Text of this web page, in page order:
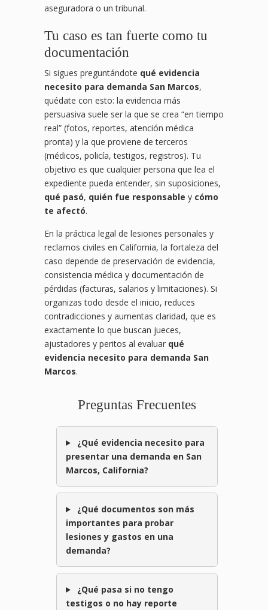
aseguradora o un tribunal.
Tu caso es tan fuerte como tu
documentación
Si sigues preguntándote qué evidencia
necesito para demanda San Marcos,
quédate con esto: la evidencia más
persuasiva suele ser la que se crea “en tiempo
real” (fotos, reportes, atención médica
pronta) y la que proviene de terceros
(médicos, policía, testigos, registros). Tu
objetivo es que cualquier persona que lea el
expediente pueda entender, sin suposiciones,
qué pasó, quién fue responsable y cómo
te afectó.
En la práctica legal de lesiones personales y
reclamos civiles en California, la fortaleza del
caso depende de preservación de evidencia,
consistencia médica y documentación de
pérdidas (facturas, salarios y limitaciones). Si
organizas todo desde el inicio, reduces
contradicciones y aumentas claridad, que es
exactamente lo que buscan jueces,
ajustadores y peritos al evaluar qué
evidencia necesito para demanda San
Marcos.
Preguntas Frecuentes
¿Qué evidencia necesito para
presentar una demanda en San
Marcos, California?
¿Qué documentos son más
importantes para probar
lesiones y gastos en una
demanda?
¿Qué pasa si no tengo
testigos o no hay reporte